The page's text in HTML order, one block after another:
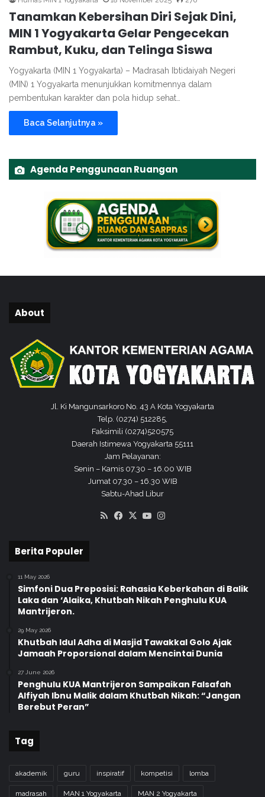
Tanamkan Kebersihan Diri Sejak Dini,
MIN 1 Yogyakarta Gelar Pengecekan
Rambut, Kuku, dan Telinga Siswa
Yogyakarta (MIN 1 Yogyakarta) – Madrasah Ibtidaiyah Negeri
(MIN) 1 Yogyakarta menunjukkan komitmennya dalam
pembentukan karakter dan pola hidup sehat…
Baca Selanjutnya »
Agenda Penggunaan Ruangan
About
Jl. Ki Mangunsarkoro No. 43 A Kota Yogyakarta
Telp. (0274) 512285,
Faksimili (0274)520575
Daerah Istimewa Yogyakarta 55111
Jam Pelayanan:
Senin – Kamis 07.30 – 16.00 WIB
Jumat 07.30 – 16.30 WIB
Sabtu-Ahad Libur
RSS Facebook
X YouTube
Berita Populer
11 May 2026
Simfoni Dua Preposisi: Rahasia Keberkahan di Balik
Laka dan ‘Alaika, Khutbah Nikah Penghulu KUA
Mantrijeron.
29 May 2026
Khutbah Idul Adha di Masjid Tawakkal Golo Ajak
Jamaah Proporsional dalam Mencintai Dunia
27 June 2026
Penghulu KUA Mantrijeron Sampaikan Falsafah
Alfiyah Ibnu Malik dalam Khutbah Nikah: “Jangan
Berebut Peran”
Tag
akademik guru inspiratif kompetisi lomba
madrasah MAN 1 Yogyakarta MAN 2 Yogyakarta